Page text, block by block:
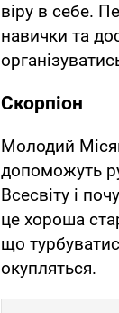
віру в себе.
навички та
Скорпіон
Молодий
допоможуть
Всесвіту і
це хороша
що
окупляться.